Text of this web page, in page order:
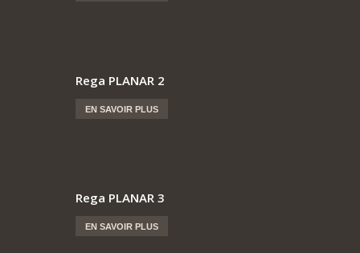
Rega PLANAR 2
EN SAVOIR PLUS
Rega PLANAR 3
EN SAVOIR PLUS